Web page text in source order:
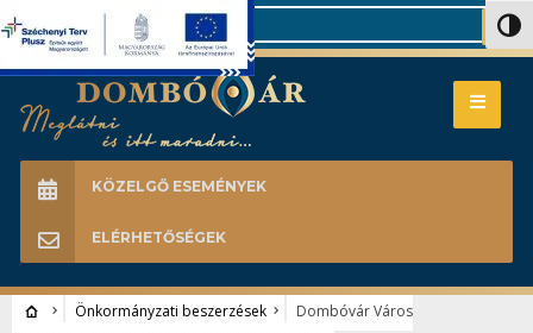
Search
KÖZELGŐ ESEMÉNYEK
ELÉRHETŐSÉGEK
Önkormányzati beszerzések
Dombóvár Város